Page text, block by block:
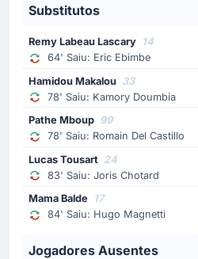
Hamidou Makalou
Brestois 29, no Estádio
72'
Substituição
Diego Da Silva Moreira
Samuel Amo-Ameyaw
Diego Moreira .
Substituição
Remy Labeau Lascary
Substitutos
Remy Labeau Lascary 14
64' Saiu: Eric Ebimbe
Hamidou Makalou 33
78' Saiu: Kamory Doumbia
Pathe Mboup 99
78' Saiu: Romain Del Castillo
Lucas Tousart 24
83' Saiu: Joris Chotard
Mama Balde 17
84' Saiu: Hugo Magnetti
Jogadores Ausentes